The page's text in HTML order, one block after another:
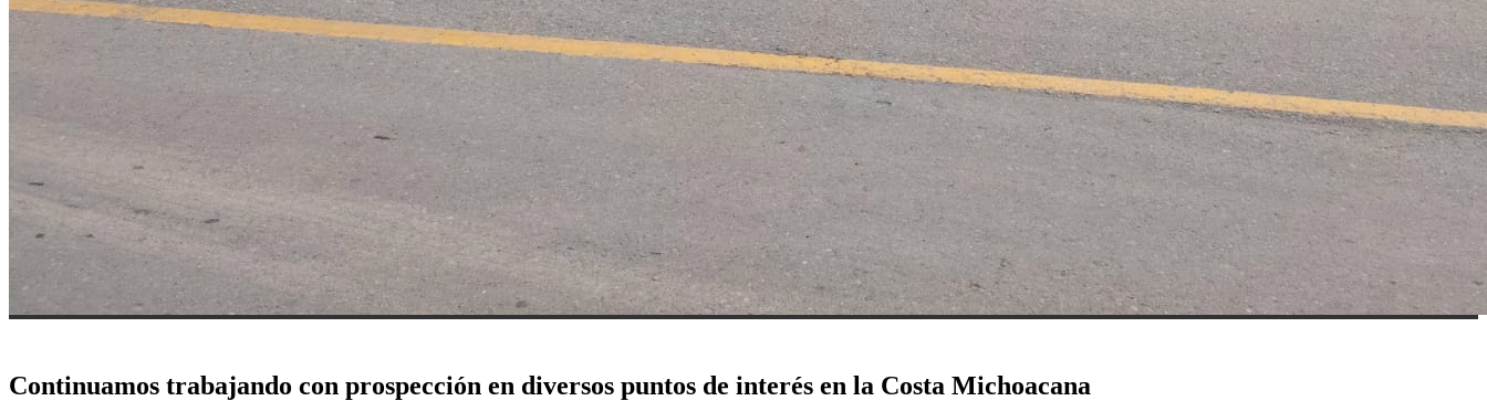
Continuamos trabajando con prospección en diversos puntos de interés en la Costa Michoacana